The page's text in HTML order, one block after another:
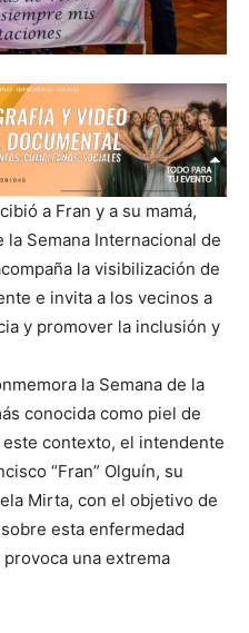
a Fran y a su mamá,
la Semana Internacional de
la visibilización de
e invita a los vecinos a
y promover la inclusión y
la Semana de la
conocida como piel de
contexto, el intendente
“Fran” Olguín, su
Mirta, con el objetivo de
esta enfermedad
una extrema